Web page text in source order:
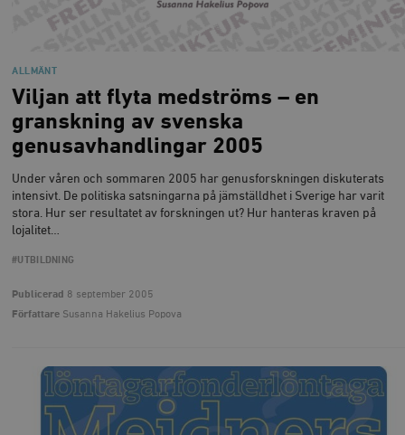
ALLMÄNT
Viljan att flyta medströms – en
granskning av svenska
genusavhandlingar 2005
Under våren och sommaren 2005 har genus­forskningen diskuterats
intensivt. De politiska satsningarna på jämställdhet i Sverige har varit
stora. Hur ser resultatet av forskningen ut? Hur hanteras kraven på
lojalitet…
#UTBILDNING
Publicerad 8 september 2005
Författare Susanna Hakelius Popova